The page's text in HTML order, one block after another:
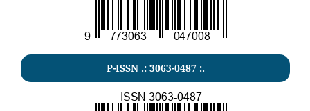
P-ISSN .: 3063-0487:.